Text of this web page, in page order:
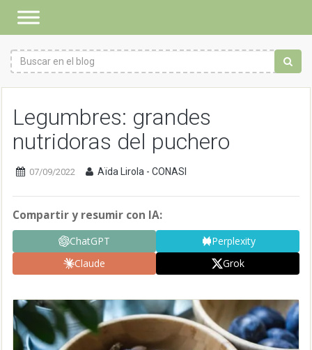
Legumbres: grandes
nutridoras del puchero
07/09/2022 Aïda Lirola - CONASI
Compartir y resumir con IA:
ChatGPT
Perplexity
Claude
Grok